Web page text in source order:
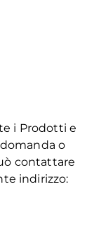
i Prodotti e
o
contattare
indirizzo: